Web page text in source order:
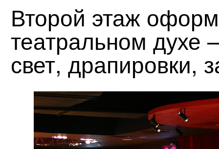
Второй этаж
театральном
свет, драпировки,